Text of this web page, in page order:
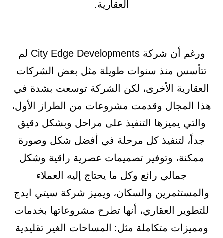
العقارية.
ورغم أن شركة City Edge Developments لم
تتأسس منذ سنوات طويلة مثل بعض الشركات
العقارية الأخرى، لكن الشركة توسعت بشدة في
هذا المجال وقدمت مشروعات من الطراز الأول،
والتي يميزها التنفيذ على مراحل وبشكل دقيق
جداً، لتنفيذ كل مرحلة في أفضل شكل وصورة
ممكنة، وتوفير تصميمات عصرية راقية وشكل
جمالي رائع وكل ما يحتاج إليه العملاء
والمستثمرين والسكان، ويميز شركة سيتي ايدج
للتطوير العقاري، أنها تطرح مشروعاتها بخدمات
ومميزات متكاملة مثل: المساحات الغير تقليدية